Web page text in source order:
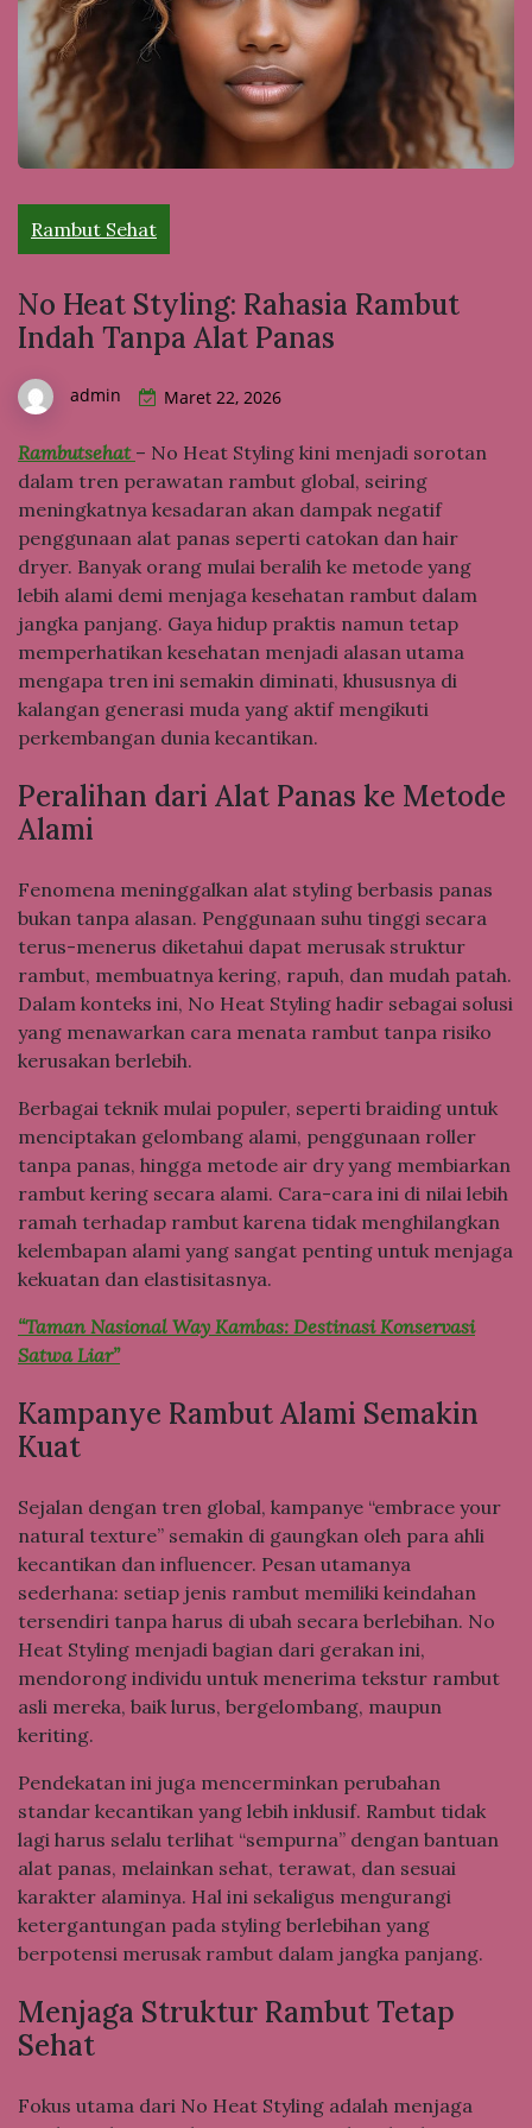
Rambut Sehat
No Heat Styling: Rahasia Rambut
Indah Tanpa Alat Panas
admin Maret 22, 2026
Rambutsehat – No Heat Styling kini menjadi sorotan
dalam tren perawatan rambut global, seiring
meningkatnya kesadaran akan dampak negatif
penggunaan alat panas seperti catokan dan hair
dryer. Banyak orang mulai beralih ke metode yang
lebih alami demi menjaga kesehatan rambut dalam
jangka panjang. Gaya hidup praktis namun tetap
memperhatikan kesehatan menjadi alasan utama
mengapa tren ini semakin diminati, khususnya di
kalangan generasi muda yang aktif mengikuti
perkembangan dunia kecantikan.
Peralihan dari Alat Panas ke Metode
Alami
Fenomena meninggalkan alat styling berbasis panas
bukan tanpa alasan. Penggunaan suhu tinggi secara
terus-menerus diketahui dapat merusak struktur
rambut, membuatnya kering, rapuh, dan mudah patah.
Dalam konteks ini, No Heat Styling hadir sebagai solusi
yang menawarkan cara menata rambut tanpa risiko
kerusakan berlebih.
Berbagai teknik mulai populer, seperti braiding untuk
menciptakan gelombang alami, penggunaan roller
tanpa panas, hingga metode air dry yang membiarkan
rambut kering secara alami. Cara-cara ini di nilai lebih
ramah terhadap rambut karena tidak menghilangkan
kelembapan alami yang sangat penting untuk menjaga
kekuatan dan elastisitasnya.
“Taman Nasional Way Kambas: Destinasi Konservasi
Satwa Liar”
Kampanye Rambut Alami Semakin
Kuat
Sejalan dengan tren global, kampanye “embrace your
natural texture” semakin di gaungkan oleh para ahli
kecantikan dan influencer. Pesan utamanya
sederhana: setiap jenis rambut memiliki keindahan
tersendiri tanpa harus di ubah secara berlebihan. No
Heat Styling menjadi bagian dari gerakan ini,
mendorong individu untuk menerima tekstur rambut
asli mereka, baik lurus, bergelombang, maupun
keriting.
Pendekatan ini juga mencerminkan perubahan
standar kecantikan yang lebih inklusif. Rambut tidak
lagi harus selalu terlihat “sempurna” dengan bantuan
alat panas, melainkan sehat, terawat, dan sesuai
karakter alaminya. Hal ini sekaligus mengurangi
ketergantungan pada styling berlebihan yang
berpotensi merusak rambut dalam jangka panjang.
Menjaga Struktur Rambut Tetap
Sehat
Fokus utama dari No Heat Styling adalah menjaga